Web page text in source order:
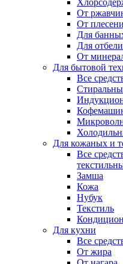
От
От
Для
Для
От
Для бытовой
Все
Для кожаных и
Все
Замша
Кожа
Нубук
Текстиль
Для кухни
Все
От жира